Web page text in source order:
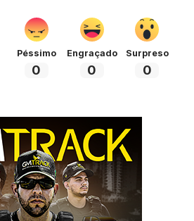
Péssimo
0
Engraçado
0
Surpreso
0